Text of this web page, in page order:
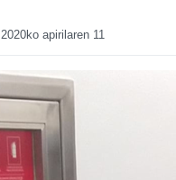
2020ko apirilaren 11